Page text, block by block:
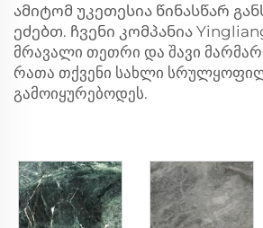
ამიტომ უკეთესია წინასწარ
ეძებთ. ჩვენი კომპანია
მრავალი თეთრი და შავი
რათა თქვენი სახლი
გამოიყურებოდეს.